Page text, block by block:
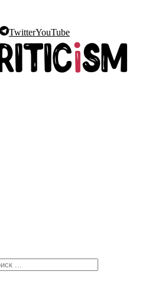
TwitterYouTube